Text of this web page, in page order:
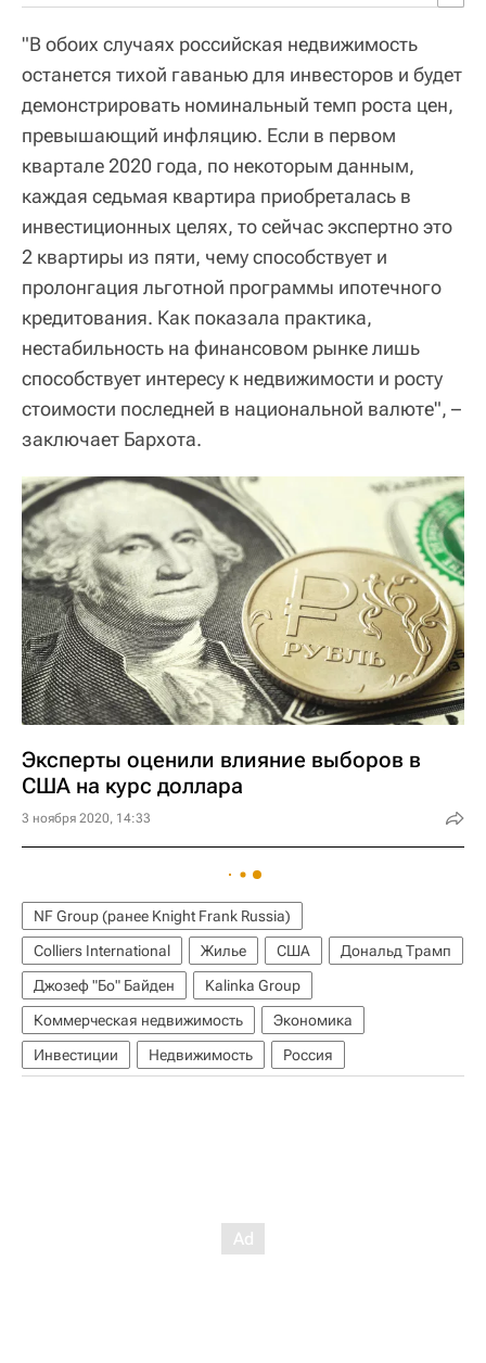
"В обоих случаях российская недвижимость
останется тихой гаванью для инвесторов и будет
демонстрировать номинальный темп роста цен,
превышающий инфляцию. Если в первом
квартале 2020 года, по некоторым данным,
каждая седьмая квартира приобреталась в
инвестиционных целях, то сейчас экспертно это
2 квартиры из пяти, чему способствует и
пролонгация льготной программы ипотечного
кредитования. Как показала практика,
нестабильность на финансовом рынке лишь
способствует интересу к недвижимости и росту
стоимости последней в национальной валюте", –
заключает Бархота.
Эксперты оценили влияние выборов в
США на курс доллара
3 ноября 2020, 14:33
NF Group (ранее Knight Frank Russia)
Colliers International
Жилье США
Дональд Трамп
Джозеф "Бо" Байден
Kalinka Group
Коммерческая недвижимость
Экономика
Инвестиции
Недвижимость Россия